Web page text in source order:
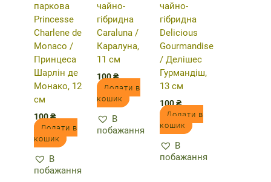
паркова
Princesse
Charlene de
Monaco /
Принцеса
Шарлін де
Монако, 12
см
100₴
Додати в
кошик
В
побажання
чайно-
гібридна
Caraluna /
Каралуна,
11 см
100₴
Додати в
кошик
В
побажання
чайно-
гібридна
Delicious
Gourmandise
/ Делішес
Гурмандіш,
13 см
100₴
Додати в
кошик
В
побажання